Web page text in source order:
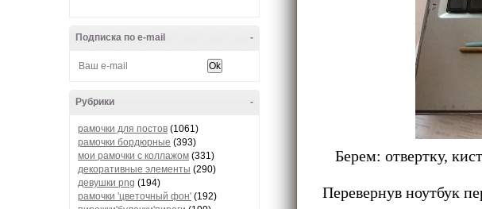
-
Подписка по e-mail
-
Рубрики
рамочки для постов (1061)
рамочки бордюрные (393)
мои рамочки с коллажом (331)
декоративные элементы (290)
девушки png (194)
рамочки 'цветочный фон' (192)
Берем: отвертку,
Перевернув ноутбук